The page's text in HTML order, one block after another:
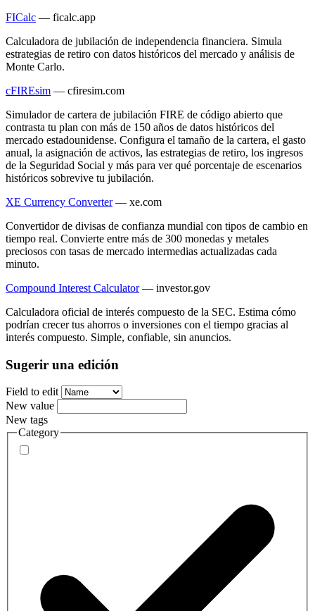
FICalc — ficalc.app
Calculadora de jubilación de independencia financiera. Simula
estrategias de retiro con datos históricos del mercado y análisis de
Monte Carlo.
cFIREsim — cfiresim.com
Simulador de cartera de jubilación FIRE de código abierto que
contrasta tu plan con más de 150 años de datos históricos del
mercado estadounidense. Configura el tamaño de la cartera, el gasto
anual, la asignación de activos, las estrategias de retiro, los ingresos
de la Seguridad Social y más para ver qué porcentaje de escenarios
históricos sobrevive tu jubilación.
XE Currency Converter — xe.com
Convertidor de divisas de confianza mundial con tipos de cambio en
tiempo real. Convierte entre más de 300 monedas y metales
preciosos con tasas de mercado intermedias actualizadas cada
minuto.
Compound Interest Calculator — investor.gov
Calculadora oficial de interés compuesto de la SEC. Estima cómo
podrían crecer tus ahorros o inversiones con el tiempo gracias al
interés compuesto. Simple, confiable, sin anuncios.
Sugerir una edición
Field to edit
New value
New tags
Category